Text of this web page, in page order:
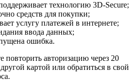
технологию 3D-Secure;
средств для покупки;
услугу платежей в интернете;
ввода данных;
ошибка.
повторить авторизацию через 20
картой или обратиться в свой